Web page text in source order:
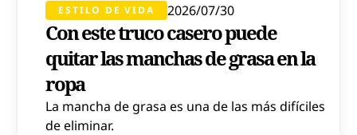
ESTILO DE VIDA 2026/07/30
Con este truco casero puede
quitar las manchas de grasa en la
ropa
La mancha de grasa es una de las más difíciles
de eliminar.